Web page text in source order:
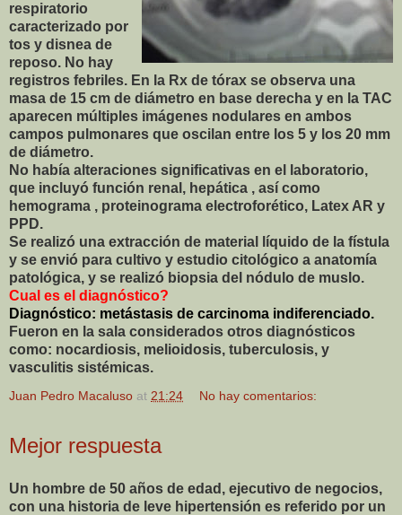
respiratorio
caracterizado por
tos y disnea de
reposo. No hay
registros febriles. En la Rx de tórax se observa una
masa de 15 cm de diámetro en base derecha y en la TAC
aparecen múltiples imágenes nodulares en ambos
campos pulmonares que oscilan entre los 5 y los 20 mm
de diámetro.
No había alteraciones significativas en el laboratorio,
que incluyó función renal, hepática , así como
hemograma , proteinograma electroforético, Latex AR y
PPD.
Se realizó una extracción de material líquido de la fístula
y se envió para cultivo y estudio citológico a anatomía
patológica, y se realizó biopsia del nódulo de muslo.
Cual es el diagnóstico?
Diagnóstico: metástasis de carcinoma indiferenciado.
Fueron en la sala considerados otros diagnósticos
como: nocardiosis, melioidosis, tuberculosis, y
vasculitis sistémicas.
Juan Pedro Macaluso at 21:24 No hay comentarios:
Mejor respuesta
Un hombre de 50 años de edad, ejecutivo de negocios,
con una historia de leve hipertensión es referido por un